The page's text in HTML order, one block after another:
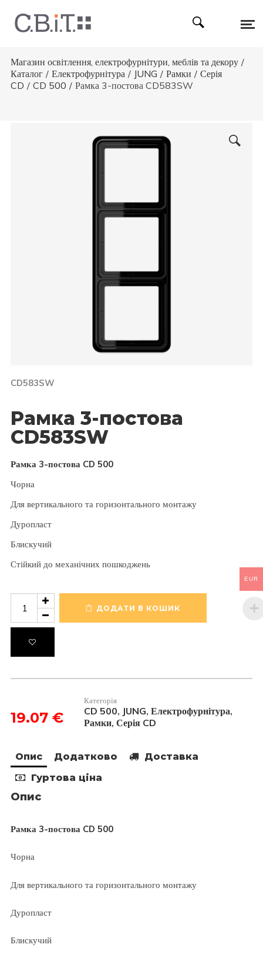
Магазин освітлення, електрофурнітури, меблів та декору /
Каталог / Електрофурнітура / JUNG / Рамки / Серія
CD / CD 500 / Рамка 3-постова CD583SW
CD583SW
Рамка 3-постова
CD583SW
Рамка 3-постова CD 500
Чорна
Для вертикального та горизонтального монтажу
Дуропласт
Блискучий
Стійкий до механічних пошкоджень
постова
кількість
ДОДАТИ В КОШИК
19.07 €
Категорія
CD 500, JUNG, Електрофурнітура,
Рамки, Серія CD
Опис Додатково
Доставка
Гуртова ціна
Опис
Рамка 3-постова CD 500
Чорна
Для вертикального та горизонтального монтажу
Дуропласт
Блискучий
EUR